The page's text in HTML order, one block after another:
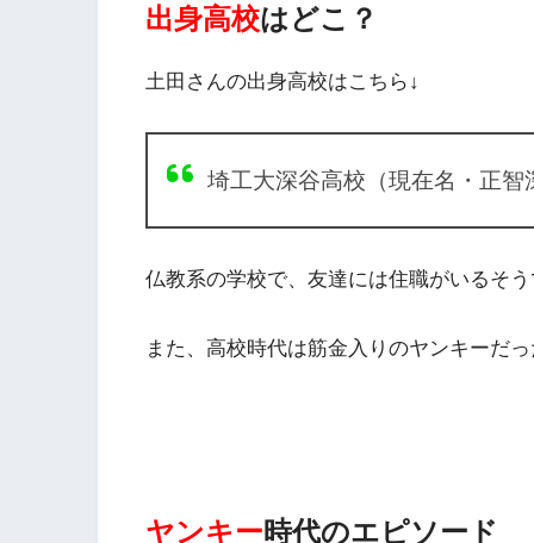
出身高校はどこ？
土田さんの出身高校はこちら↓
埼工大深谷高校（現在名・正智
仏教系の学校で、友達には住職がいるそ
また、高校時代は筋金入りのヤンキーだ
ヤンキー時代のエピソード